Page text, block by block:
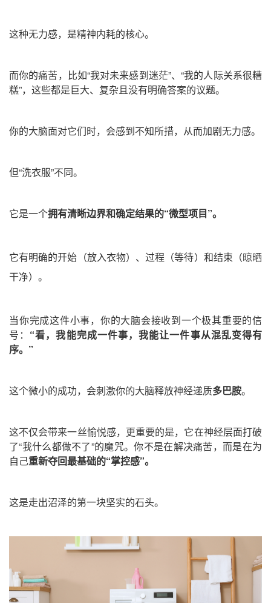
这种无力感，是精神内耗的核心。
而你的痛苦，比如“我对未来感到迷茫”、“我的人际关系很糟
糕”，这些都是巨大、复杂且没有明确答案的议题。
你的大脑面对它们时，会感到不知所措，从而加剧无力感。
但“洗衣服”不同。
它是一个拥有清晰边界和确定结果的“微型项目”。
它有明确的开始 （放入衣物） 、过程 （等待） 和结束 （晾晒
干净） 。
当你完成这件小事，你的大脑会接收到一个极其重要的信
号： “看，我能完成一件事，我能让一件事从混乱变得有
序。”
这个微小的成功，会刺激你的大脑释放神经递质多巴胺。
这不仅会带来一丝愉悦感，更重要的是，它在神经层面打破
了“我什么都做不了”的魔咒。你不是在解决痛苦，而是在为
自己重新夺回最基础的“掌控感”。
这是走出沼泽的第一块坚实的石头。